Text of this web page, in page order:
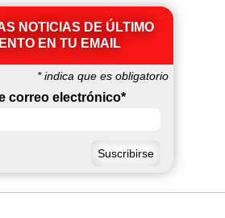
NOTICIAS DE ÚLTIMO
EN TU EMAIL
*indica que es obligatorio
correo electrónico*